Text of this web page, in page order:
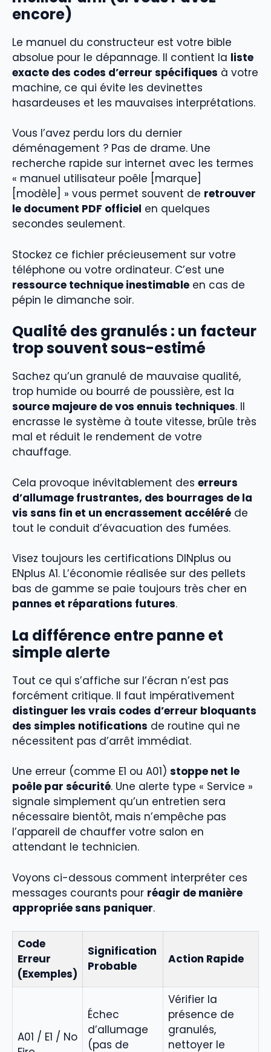
encore)
Le manuel du constructeur est votre bible
absolue pour le dépannage. Il contient la liste
exacte des codes d’erreur spécifiques à votre
machine, ce qui évite les devinettes
hasardeuses et les mauvaises interprétations.
Vous l’avez perdu lors du dernier
déménagement ? Pas de drame. Une
recherche rapide sur internet avec les termes
« manuel utilisateur poêle [marque]
[modèle] » vous permet souvent de retrouver
le document PDF officiel en quelques
secondes seulement.
Stockez ce fichier précieusement sur votre
téléphone ou votre ordinateur. C’est une
ressource technique inestimable en cas de
pépin le dimanche soir.
Qualité des granulés : un facteur
trop souvent sous-estimé
Sachez qu’un granulé de mauvaise qualité,
trop humide ou bourré de poussière, est la
source majeure de vos ennuis techniques. Il
encrasse le système à toute vitesse, brûle très
mal et réduit le rendement de votre
chauffage.
Cela provoque inévitablement des erreurs
d’allumage frustrantes, des bourrages de la
vis sans fin et un encrassement accéléré de
tout le conduit d’évacuation des fumées.
Visez toujours les certifications DINplus ou
ENplus A1. L’économie réalisée sur des pellets
bas de gamme se paie toujours très cher en
pannes et réparations futures.
La différence entre panne et
simple alerte
Tout ce qui s’affiche sur l’écran n’est pas
forcément critique. Il faut impérativement
distinguer les vrais codes d’erreur bloquants
des simples notifications de routine qui ne
nécessitent pas d’arrêt immédiat.
Une erreur (comme E1 ou A01) stoppe net le
poêle par sécurité. Une alerte type « Service »
signale simplement qu’un entretien sera
nécessaire bientôt, mais n’empêche pas
l’appareil de chauffer votre salon en
attendant le technicien.
Voyons ci-dessous comment interpréter ces
messages courants pour réagir de manière
appropriée sans paniquer.
Code
Erreur
(Exemples)
Signification
Probable
Action Rapide
A01 / E1 / No
Échec
d’allumage
(pas de
Vérifier la
présence de
granulés,
nettoyer le